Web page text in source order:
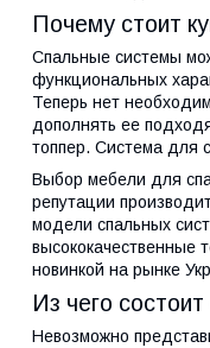
Почему стоит
Спальные системы
функциональных
Теперь нет
дополнять ее
топпер. Система для
Выбор мебели для
репутации
модели спальных
высококачественные
новинкой на рынке
Из чего
Невозможно